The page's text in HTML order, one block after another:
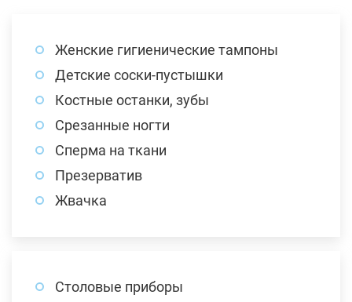
Женские гигиенические тампоны
Детские соски-пустышки
Костные останки, зубы
Срезанные ногти
Сперма на ткани
Презерватив
Жвачка
Столовые приборы